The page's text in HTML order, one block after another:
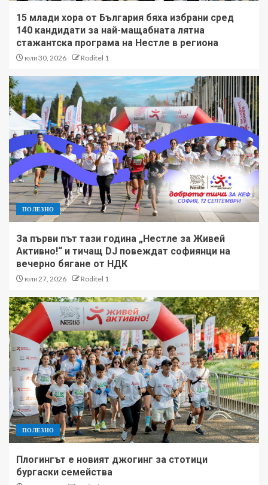
15 млади хора от България бяха избрани сред
140 кандидати за най-мащабната лятна
стажантска програма на Нестле в региона
юли 30, 2026 Roditel 1
ПОЛЕЗНО
За първи път тази година „Нестле за Живей
Активно!“ и тичащ DJ повеждат софиянци на
вечерно бягане от НДК
юли 27, 2026 Roditel 1
ПОЛЕЗНО
Плогингът е новият джогинг за стотици
бургаски семейства